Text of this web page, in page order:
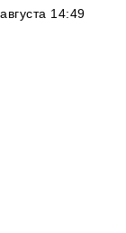
14:49